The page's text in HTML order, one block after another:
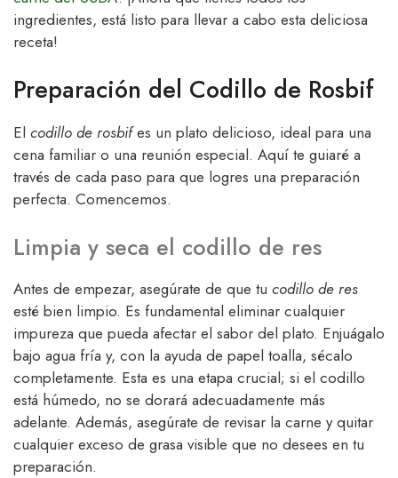
ingredientes, está listo para llevar a cabo esta deliciosa
receta!
Preparación del Codillo de Rosbif
El codillo de rosbifes un plato delicioso, ideal para una
cena familiar o una reunión especial. Aquí te guiaré a
través de cada paso para que logres una preparación
perfecta. Comencemos.
Limpia y seca el codillo de res
Antes de empezar, asegúrate de que tu codillo de res
esté bien limpio. Es fundamental eliminar cualquier
impureza que pueda afectar el sabor del plato. Enjuágalo
bajo agua fría y, con la ayuda de papel toalla, sécalo
completamente. Esta es una etapa crucial; si el codillo
está húmedo, no se dorará adecuadamente más
adelante. Además, asegúrate de revisar la carne y quitar
cualquier exceso de grasa visible que no desees en tu
preparación.